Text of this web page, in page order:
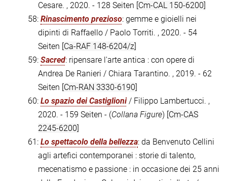
Cesare. , 2020. - 128 Seiten [Cm-CAL 150-6200]
58: Rinascimento prezioso: gemme e gioielli nei
dipinti di Raffaello / Paolo Torriti. , 2020. - 54
Seiten [Ca-RAF 148-6204/z]
59: Sacred: ripensare l'arte antica : con opere di
Andrea De Ranieri / Chiara Tarantino. , 2019. - 62
Seiten [Cm-RAN 3330-6190]
60: Lo spazio dei Castiglioni/ Filippo Lambertucci. ,
2020. - 159 Seiten - (Collana Figure) [Cm-CAS
2245-6200]
61: Lo spettacolo della bellezza: da Benvenuto Cellini
agli artefici contemporanei : storie di talento,
mecenatismo e passione : in occasione dei 25 anni